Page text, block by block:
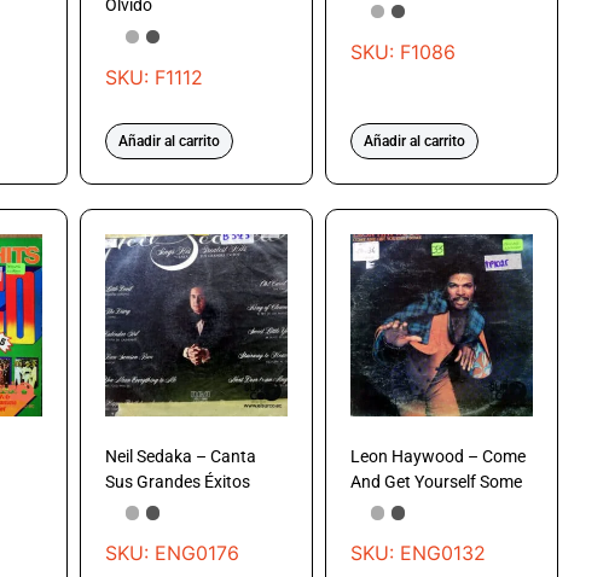
Olvido
SKU: F1112
Añadir al carrito
SKU: F1086
Añadir al carrito
Neil Sedaka – Canta
Sus Grandes Éxitos
SKU: ENG0176
Leon Haywood – Come
And Get Yourself Some
SKU: ENG0132